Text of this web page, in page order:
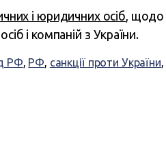
і юридичних осіб ,
і компаній з України.
РФ, РФ, санкції проти України,